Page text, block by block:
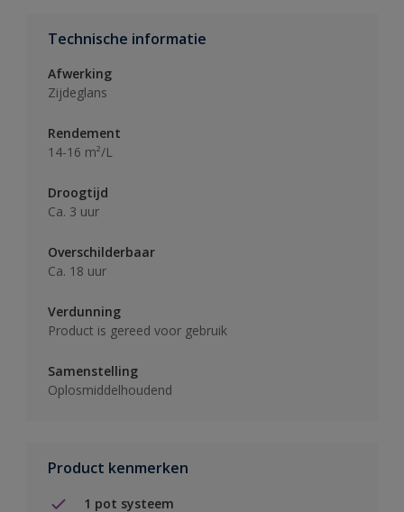
Technische informatie
Afwerking
Zijdeglans
Rendement
14-16 m²/L
Droogtijd
Ca. 3 uur
Overschilderbaar
Ca. 18 uur
Verdunning
Product is gereed voor gebruik
Samenstelling
Oplosmiddelhoudend
Product kenmerken
1 pot systeem